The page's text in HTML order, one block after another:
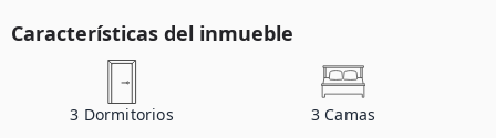
Características del inmueble
3 Dormitorios 3 Camas